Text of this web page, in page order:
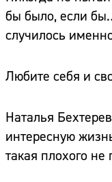
бы было, если
случилось
Любите себя и
Наталья
интересную
такая плохого не